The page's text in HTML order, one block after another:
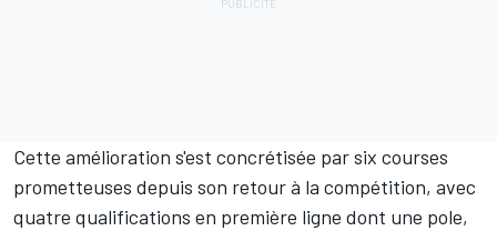
Cette amélioration s'est concrétisée par six courses
prometteuses depuis son retour à la compétition, avec
quatre qualifications en première ligne dont une pole,